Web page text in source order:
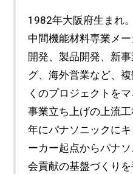
1982年大阪府生まれ。
中間機能材料専業メ
開発、製品開発、新
グ、海外営業など、
くのプロジェクトを
事業立ち上げの上流
年にパナソニックに
ーカー起点からパナ
会貢献の基盤づくりを